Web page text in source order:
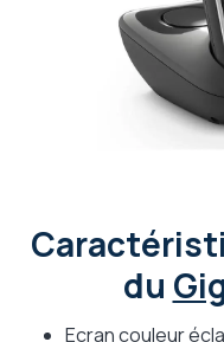
du
Ecran couleur